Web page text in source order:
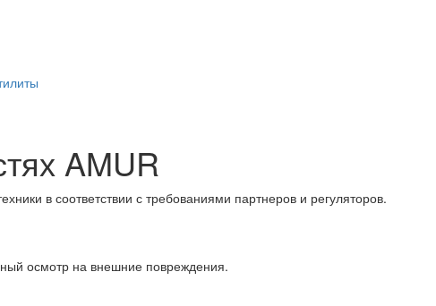
AMUR
в соответствии с требованиями партнеров и регуляторов.
осмотр на внешние повреждения.